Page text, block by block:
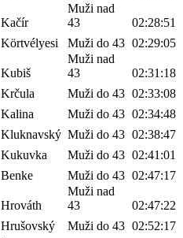
Kačír
Muži nad
43
02:28:51
Körtvélyesi Muži do 43 02:29:05
Kubiš
Muži nad
43
02:31:18
Krčula Muži do 43 02:33:08
Kalina Muži do 43 02:34:48
Kluknavský Muži do 43 02:38:47
Kukuvka Muži do 43 02:41:01
Benke Muži do 43 02:47:17
Hrováth
Muži nad
43
02:47:22
Hrušovský Muži do 43 02:52:17